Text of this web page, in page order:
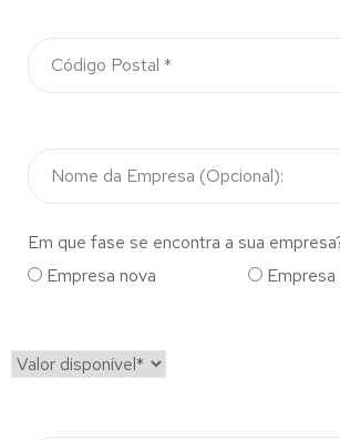
Em que fase se encontra a sua
Empresa nova